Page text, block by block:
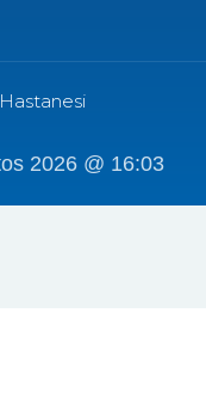
2026 @ 16:03